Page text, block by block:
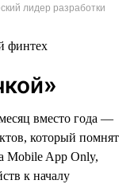
лидер разработки
вместо года —
который помнят
Mobile App Only,
к началу